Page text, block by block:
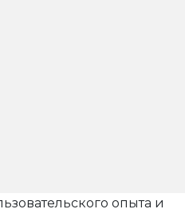
опыта и